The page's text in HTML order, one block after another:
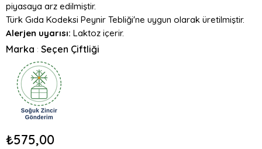
piyasaya arz edilmiştir.
Türk Gıda Kodeksi Peynir Tebliği'ne uygun olarak üretilmiştir.
Alerjen uyarısı: Laktoz içerir.
Marka : Seçen Çiftliği
₺575,00